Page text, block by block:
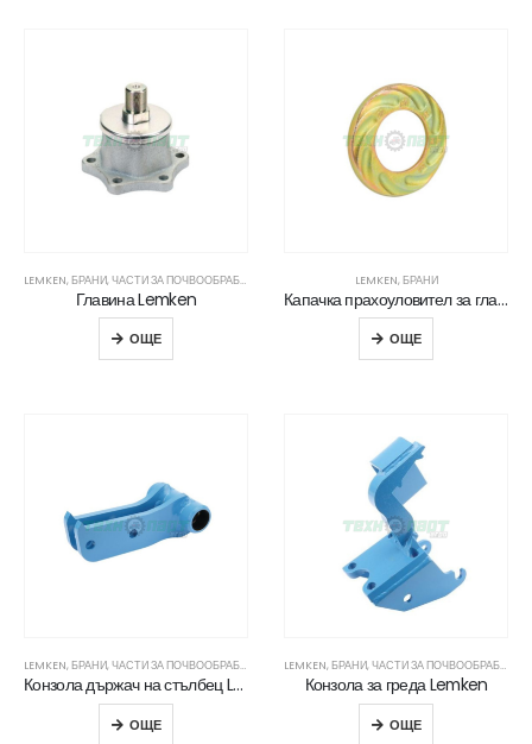
LEMKEN,БРАНИ,ЧАСТИ ЗА ПОЧВООБРАБОТВАЩА ТЕХНИКА
Главина Lemken
ОЩЕ
LEMKEN,БРАНИ
Капачка прахоуловител за главина Lemken
ОЩЕ
LEMKEN,БРАНИ,ЧАСТИ ЗА ПОЧВООБРАБОТВАЩА ТЕХНИКА
Конзола държач на стълбец Lemken
ОЩЕ
LEMKEN,БРАНИ,ЧАСТИ ЗА ПОЧВООБРАБОТВАЩА ТЕХНИКА
Конзола за греда Lemken
ОЩЕ